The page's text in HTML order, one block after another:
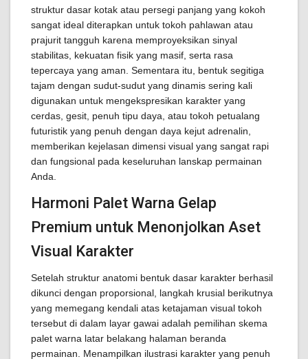
struktur dasar kotak atau persegi panjang yang kokoh
sangat ideal diterapkan untuk tokoh pahlawan atau
prajurit tangguh karena memproyeksikan sinyal
stabilitas, kekuatan fisik yang masif, serta rasa
tepercaya yang aman. Sementara itu, bentuk segitiga
tajam dengan sudut-sudut yang dinamis sering kali
digunakan untuk mengekspresikan karakter yang
cerdas, gesit, penuh tipu daya, atau tokoh petualang
futuristik yang penuh dengan daya kejut adrenalin,
memberikan kejelasan dimensi visual yang sangat rapi
dan fungsional pada keseluruhan lanskap permainan
Anda.
Harmoni Palet Warna Gelap
Premium untuk Menonjolkan Aset
Visual Karakter
Setelah struktur anatomi bentuk dasar karakter berhasil
dikunci dengan proporsional, langkah krusial berikutnya
yang memegang kendali atas ketajaman visual tokoh
tersebut di dalam layar gawai adalah pemilihan skema
palet warna latar belakang halaman beranda
permainan. Menampilkan ilustrasi karakter yang penuh